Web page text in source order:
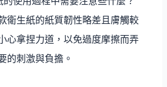
衛生紙的紙質韌性略差且膚觸較
心拿捏力道，以免過度摩擦而弄
的刺激與負擔。